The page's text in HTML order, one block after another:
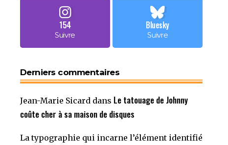
154
Suivre
Bluesky
Suivre
Derniers commentaires
Jean-Marie Sicard dans Le tatouage de Johnny
coûte cher à sa maison de disques
La typographie qui incarne l’élément identifié